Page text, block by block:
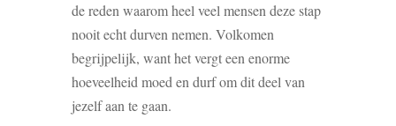
de reden waarom heel veel mensen deze stap
nooit echt durven nemen. Volkomen
begrijpelijk, want het vergt een enorme
hoeveelheid moed en durf om dit deel van
jezelf aan te gaan.